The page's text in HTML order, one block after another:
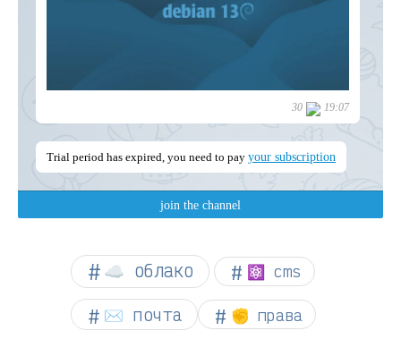
☁︎ облако ⚛ cms
✉️ почта ✊ права